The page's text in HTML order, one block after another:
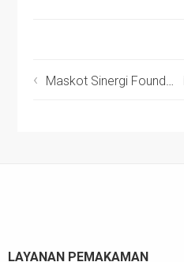
Maskot Sinergi Foundation Hibur Santri Pesantren Inspiratif
LAYANAN PEMAKAMAN